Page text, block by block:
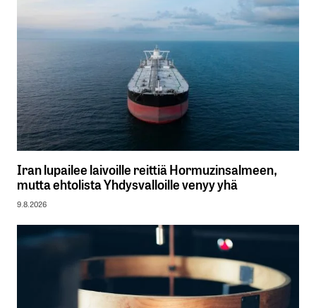
Iran lupailee laivoille reittiä Hormuzinsalmeen,
mutta ehtolista Yhdysvalloille venyy yhä
9.8.2026